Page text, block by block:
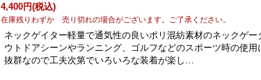
4,400円(税込)
在庫残りわずか 売り切れの場合がございます。ご了承ください。
ネックゲイター軽量で通気性の良いポリ混紡素材のネックゲ
ウトドアシーンやランニング、ゴルフなどのスポーツ時の使
抜群なので工夫次第でいろいろな装着が楽し…